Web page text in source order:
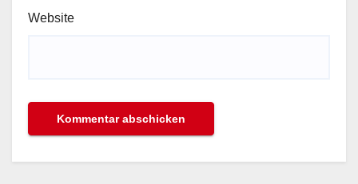
Website